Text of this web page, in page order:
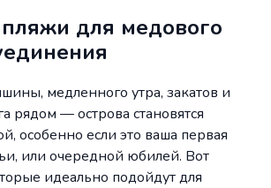
для медового
медленного утра, закатов и
рядом — острова становятся
особенно если это ваша первая
или очередной юбилей. Вот
идеально подойдут для